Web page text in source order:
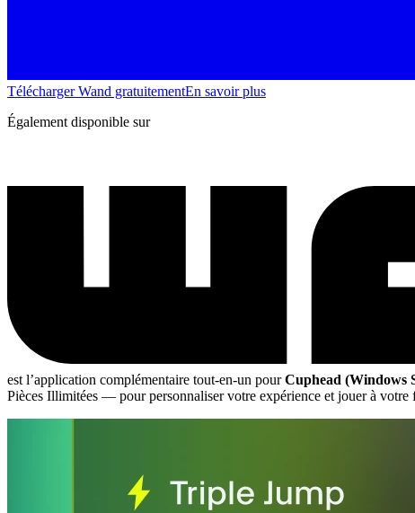
Télécharger Wand gratuitementEn savoir plus
Également disponible sur
est l’application complémentaire tout-en-un pourCuphead (Windows
Pièces Illimitées — pour personnaliser votre expérience et jouer à votre